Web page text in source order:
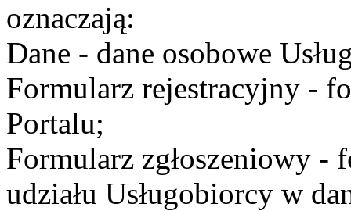
oznaczają:
Dane - dane osobowe
Formularz rejestracyjny -
Portalu;
Formularz zgłoszeniowy -
udziału Usługobiorcy w